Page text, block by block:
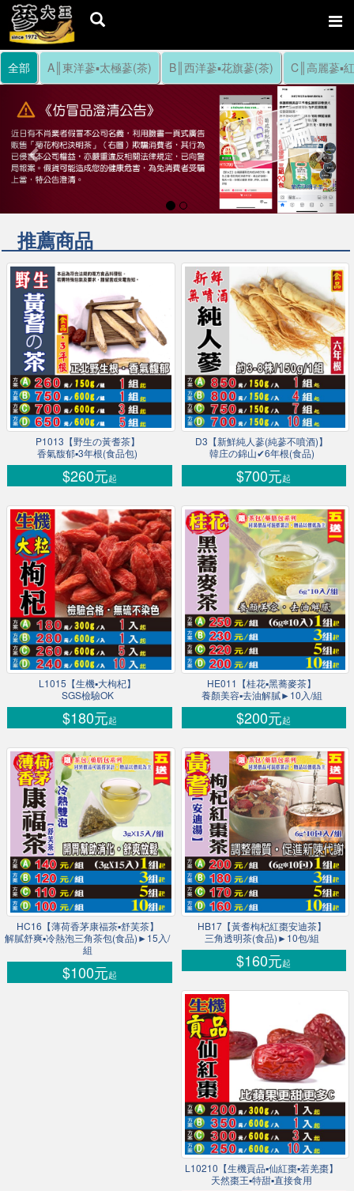
Previous
全部 A║東洋蔘▪太極蔘(茶) B║西洋蔘▪花旗蔘(茶) C║高麗蔘▪
推薦商品
P1013【野生の黃耆茶】
香氣馥郁▪3年根(食品包)
$260元起
D3【新鮮純人蔘(純蔘不噴酒)】
韓庄の錦山✔6年根(食品)
$700元起
L1015【生機▪大枸杞】
SGS檢驗OK
$180元起
HE011【桂花▪黑蕎麥茶】
養顏美容▪去油解膩►10入/組
$200元起
HC16【薄荷香茅康福茶▪舒芙茶】
解膩舒爽▪冷熱泡三角茶包(食品)►15入/
組
$100元起
HB17【黃耆枸杞紅棗安迪茶】
三角透明茶(食品)►10包/組
$160元起
L10210【生機貢品▪仙紅棗▪若羌棗】
天然棗王▪特甜▪直接食用